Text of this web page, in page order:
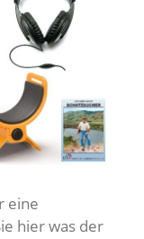
eine
hier was der